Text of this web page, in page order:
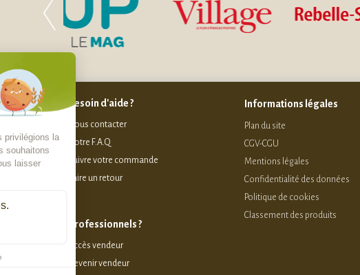
Besoin d'aide ?
Nous contacter
Notre F.A.Q
Suivre votre commande
Faire un retour
Professionnels ?
Accès vendeur
Devenir vendeur
Informations légales
Plan du site
CGV-CGU
Mentions légales
Confidentialité des données
Politique de cookies
Classement des produits